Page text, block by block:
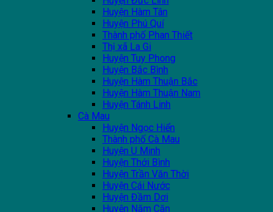
Huyện Hàm Tân
Huyện Phú Quí
Thành phố Phan Thiết
Thị xã La Gi
Huyện Tuy Phong
Huyện Bắc Bình
Huyện Hàm Thuận Bắc
Huyện Hàm Thuận Nam
Huyện Tánh Linh
Cà Mau
Huyện Ngọc Hiển
Thành phố Cà Mau
Huyện U Minh
Huyện Thới Bình
Huyện Trần Văn Thời
Huyện Cái Nước
Huyện Đầm Dơi
Huyện Năm Căn